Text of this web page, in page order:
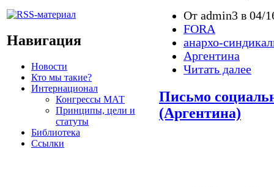
Навигация
Новости
Кто мы такие?
Интернационал
Конгрессы МАТ
Принципы, цели и
статуты
Библиотека
Ссылки
От admin3 в 04/
FORA
анархо-
Аргентина
Читать далее
Письмо
(Аргентина)